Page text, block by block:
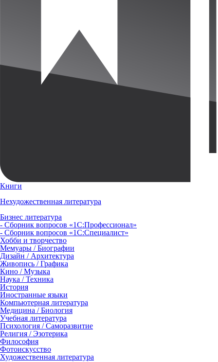
Книги
Нехудожественная литература
Бизнес литература
- Сборник вопросов «1С:Профессионал»
- Сборник вопросов «1С:Специалист»
Хобби и творчество
Мемуары / Биографии
Дизайн / Архитектура
Живопись / Графика
Кино / Музыка
Наука / Техника
История
Иностранные языки
Компьютерная литература
Медицина / Биология
Учебная литература
Психология / Саморазвитие
Религия / Эзотерика
Философия
Фотоискусство
Художественная литература